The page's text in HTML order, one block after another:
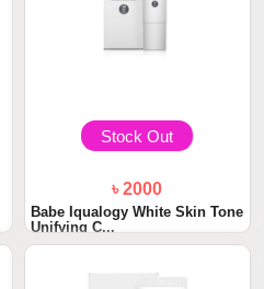
Stock Out
৳ 2000
Babe Iqualogy White Skin Tone
Unifying C...